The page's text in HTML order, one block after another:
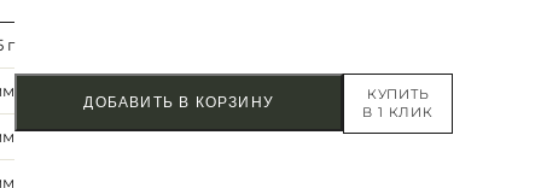
г
ДОБАВИТЬ В КОРЗИНУ
КУПИТЬ
В 1 КЛИК